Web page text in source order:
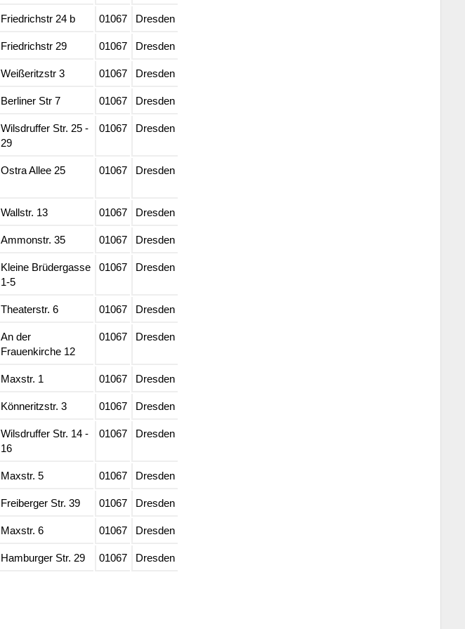
Friedrichstr 24 b 01067 Dresden
Friedrichstr 29 01067 Dresden
Weißeritzstr 3 01067 Dresden
Berliner Str 7 01067 Dresden
Wilsdruffer Str. 25 -
29
01067 Dresden
Ostra Allee 25 01067 Dresden
Wallstr. 13 01067 Dresden
Ammonstr. 35 01067 Dresden
Kleine Brüdergasse
1-5
01067 Dresden
Theaterstr. 6 01067 Dresden
An der
Frauenkirche 12
01067 Dresden
Maxstr. 1 01067 Dresden
Könneritzstr. 3 01067 Dresden
Wilsdruffer Str. 14 -
16
01067 Dresden
Maxstr. 5 01067 Dresden
Freiberger Str. 39 01067 Dresden
Maxstr. 6 01067 Dresden
Hamburger Str. 29 01067 Dresden